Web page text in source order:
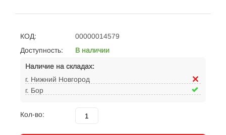
КОД:
00000014579
Доступность:
В наличии
Наличие на складах:
г. Нижний Новгород
г. Бор
Кол-во: